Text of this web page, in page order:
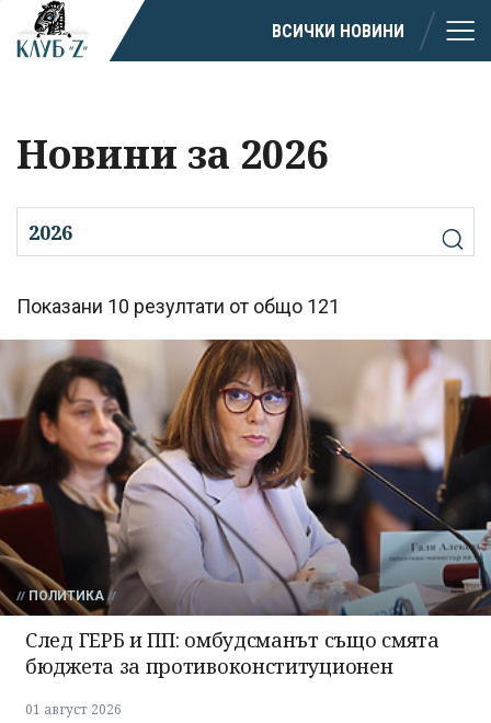
ВСИЧКИ НОВИНИ
Новини за 2026
Показани 10 резултати от общо 121
ПОЛИТИКА
След ГЕРБ и ПП: омбудсманът също смята
бюджета за противоконституционен
01 август 2026